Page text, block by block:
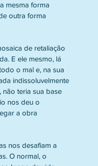
mesma forma
outra forma
E ele mesmo, lá
o mal e, na sua
indissoluvelmente
não teria sua base
nos deu o
a obra
O normal, o